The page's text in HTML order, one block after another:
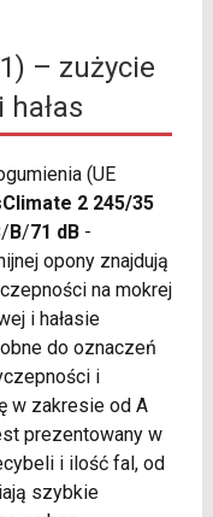
– zużycie
(UE
2 245/35
/B/71 dB-
opony znajdują
na mokrej
i hałasie
do oznaczeń
i
w zakresie od A
prezentowany w
i ilość fal, od
szybkie